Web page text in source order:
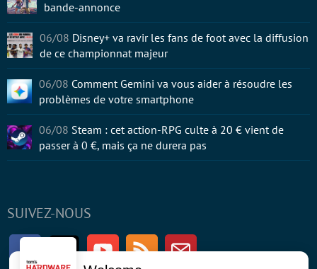
SUIVEZ-NOUS
FacebookTwitter Youtube RSS Newsletter
bande-annonce
06/08 Disney+ va ravir les fans de foot avec la diffusion
de ce championnat majeur
06/08 Comment Gemini va vous aider à résoudre les
problèmes de votre smartphone
06/08 Steam : cet action-RPG culte à 20 € vient de
passer à 0 €, mais ça ne durera pas